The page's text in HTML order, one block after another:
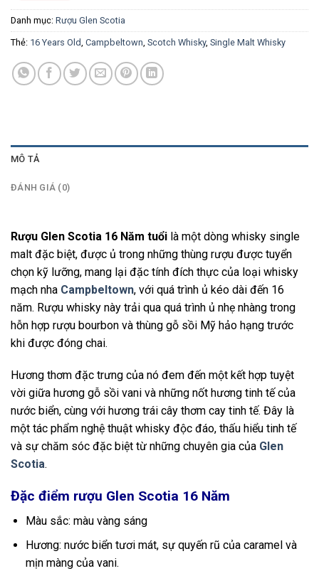
Danh mục: Rượu Glen Scotia
Thẻ: 16 Years Old Campbeltown Scotch Whisky, Single Malt Whisky
MÔ TẢ
ĐÁNH GIÁ (0)
Rượu Glen Scotia 16 Năm tuổi là một dòng whisky single
malt đặc biệt, được ủ trong những thùng rượu được tuyển
chọn kỹ lưỡng, mang lại đặc tính đích thực của loại whisky
mạch nha Campbeltown, với quá trình ủ kéo dài đến 16
năm. Rượu whisky này trải qua quá trình ủ nhẹ nhàng trong
hỗn hợp rượu bourbon và thùng gỗ sồi Mỹ hảo hạng trước
khi được đóng chai.
Hương thơm đặc trưng của nó đem đến một kết hợp tuyệt
vời giữa hương gỗ sồi vani và những nốt hương tinh tế của
nước biển, cùng với hương trái cây thơm cay tinh tế. Đây là
một tác phẩm nghệ thuật whisky độc đáo, thấu hiểu tinh tế
và sự chăm sóc đặc biệt từ những chuyên gia của Glen
Scotia.
Đặc điểm rượu Glen Scotia 16 Năm
Màu sắc: màu vàng sáng
Hương: nước biển tươi mát, sự quyến rũ của caramel và
mịn màng của vani.